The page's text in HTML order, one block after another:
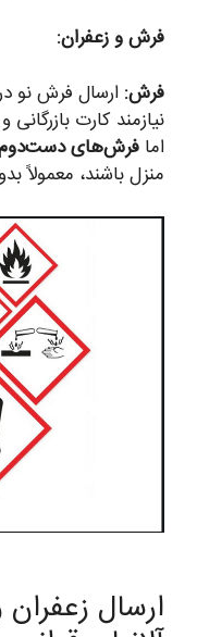
فرش و زعفران:
فرش: ارسال فرش نو
نیازمند کارت
اما فرش‌های
منزل باشند،
ارسال